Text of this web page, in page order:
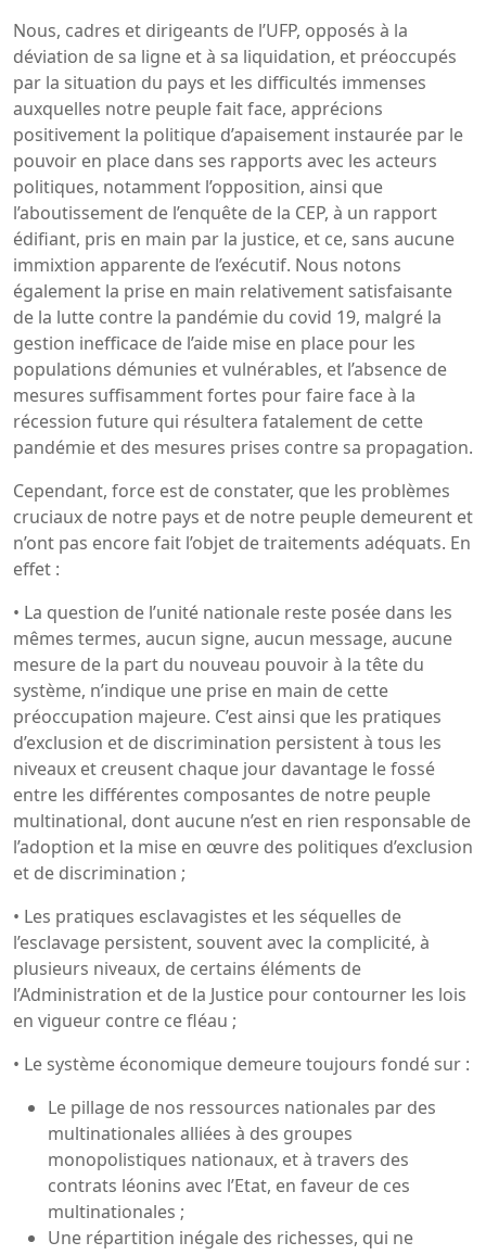
Nous, cadres et dirigeants de l’UFP, opposés à la
déviation de sa ligne et à sa liquidation, et préoccupés
par la situation du pays et les difficultés immenses
auxquelles notre peuple fait face, apprécions
positivement la politique d’apaisement instaurée par le
pouvoir en place dans ses rapports avec les acteurs
politiques, notamment l’opposition, ainsi que
l’aboutissement de l’enquête de la CEP, à un rapport
édifiant, pris en main par la justice, et ce, sans aucune
immixtion apparente de l’exécutif. Nous notons
également la prise en main relativement satisfaisante
de la lutte contre la pandémie du covid 19, malgré la
gestion inefficace de l’aide mise en place pour les
populations démunies et vulnérables, et l’absence de
mesures suffisamment fortes pour faire face à la
récession future qui résultera fatalement de cette
pandémie et des mesures prises contre sa propagation.
Cependant, force est de constater, que les problèmes
cruciaux de notre pays et de notre peuple demeurent et
n’ont pas encore fait l’objet de traitements adéquats. En
effet :
• La question de l’unité nationale reste posée dans les
mêmes termes, aucun signe, aucun message, aucune
mesure de la part du nouveau pouvoir à la tête du
système, n’indique une prise en main de cette
préoccupation majeure. C’est ainsi que les pratiques
d’exclusion et de discrimination persistent à tous les
niveaux et creusent chaque jour davantage le fossé
entre les différentes composantes de notre peuple
multinational, dont aucune n’est en rien responsable de
l’adoption et la mise en œuvre des politiques d’exclusion
et de discrimination ;
• Les pratiques esclavagistes et les séquelles de
l’esclavage persistent, souvent avec la complicité, à
plusieurs niveaux, de certains éléments de
l’Administration et de la Justice pour contourner les lois
en vigueur contre ce fléau ;
• Le système économique demeure toujours fondé sur :
Le pillage de nos ressources nationales par des
multinationales alliées à des groupes
monopolistiques nationaux, et à travers des
contrats léonins avec l’Etat, en faveur de ces
multinationales ;
Une répartition inégale des richesses, qui ne